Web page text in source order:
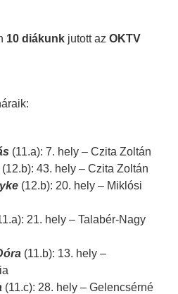
10 diákunkjutott az OKTV
(11.a): 7. hely – Czita Zoltán
43. hely – Czita Zoltán
(12.b): 20. hely – Miklósi
21. hely – Talabér-Nagy
(11.b): 13. hely –
(11.c): 28. hely – Gelencsérné